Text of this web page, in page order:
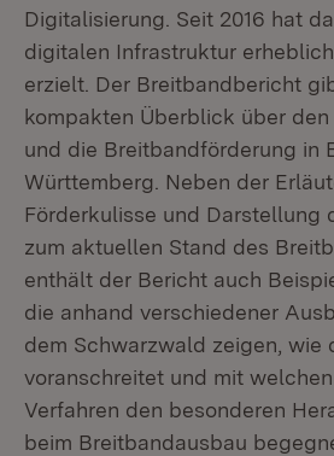
Digitalisierung. Seit 2016 hat
digitalen Infrastruktur
erzielt. Der Breitbandbericht
kompakten Überblick über
und die Breitbandförderung in
Württemberg. Neben der
Förderkulisse und Darstellung
zum aktuellen Stand des
enthält der Bericht auch
die anhand verschiedener
dem Schwarzwald zeigen, wie
voranschreitet und mit
Verfahren den besonderen
beim Breitbandausbau